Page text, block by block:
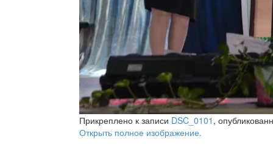
Прикреплено к записи DSC_0101 ,
Открыть полное изображение.